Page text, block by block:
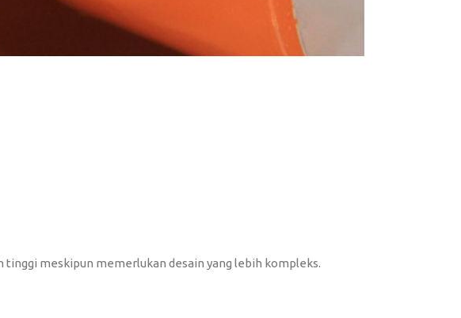
meskipun memerlukan desain yang lebih kompleks.